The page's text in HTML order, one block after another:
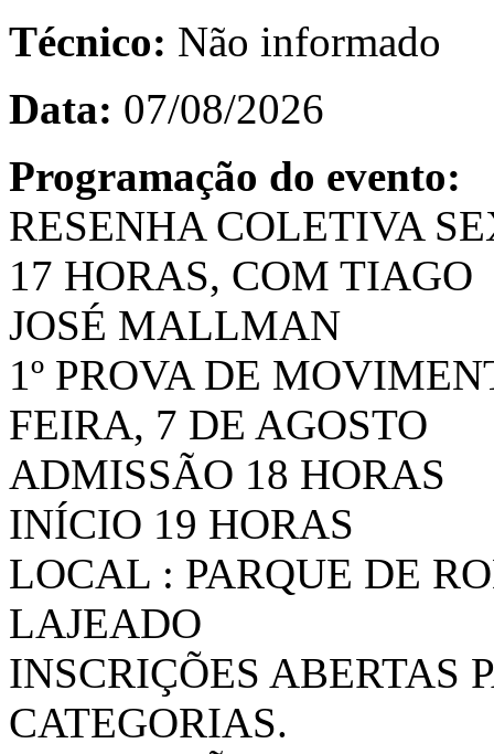
Técnico: Não informado
Data: 07/08/2026
Programação do evento:
RESENHA COLETIVA
17 HORAS, COM TIAGO
JOSÉ MALLMAN
1º PROVA DE
FEIRA, 7 DE AGOSTO
ADMISSÃO 18 HORAS
INÍCIO 19 HORAS
LOCAL : PARQUE DE
LAJEADO
INSCRIÇÕES ABERTAS
CATEGORIAS.